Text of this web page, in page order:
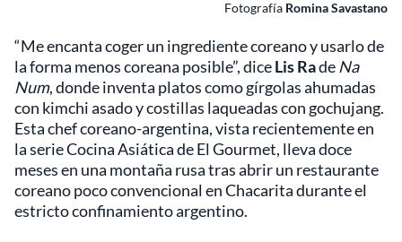
Fotografía Romina Savastano
“Me encanta coger un ingrediente coreano y usarlo de
la forma menos coreana posible”, diceLis Rade Na
Num, donde inventa platos como gírgolas ahumadas
con kimchi asado y costillas laqueadas con gochujang.
Esta chef coreano-argentina, vista recientemente en
la serie Cocina Asiática de El Gourmet, lleva doce
meses en una montaña rusa tras abrir un restaurante
coreano poco convencional en Chacarita durante el
estricto confinamiento argentino.